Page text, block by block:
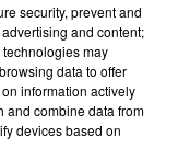
security, prevent and
and content;
may
data to offer
information actively
and combine data from
devices based on